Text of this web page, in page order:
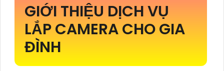
GIỚI THIỆU DỊCH VỤ
LẮP CAMERA CHO GIA
ĐÌNH